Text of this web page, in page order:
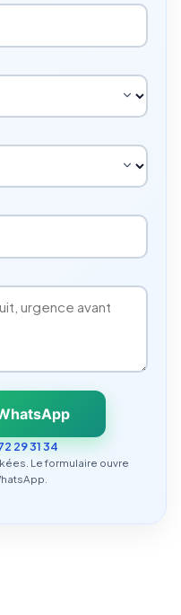
29 31 34
Le formulaire ouvre